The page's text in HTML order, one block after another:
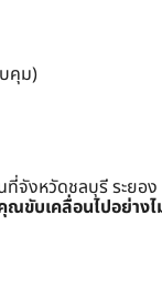
คุม)
หวัดชลบุรี ระยอง
ณขับเคลื่อนไปอย่าง